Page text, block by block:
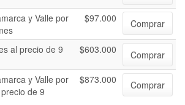
y Valle por
$97.000 Comprar
al precio de 9 $603.000
Comprar
y Valle por
de 9
$873.000 Comprar